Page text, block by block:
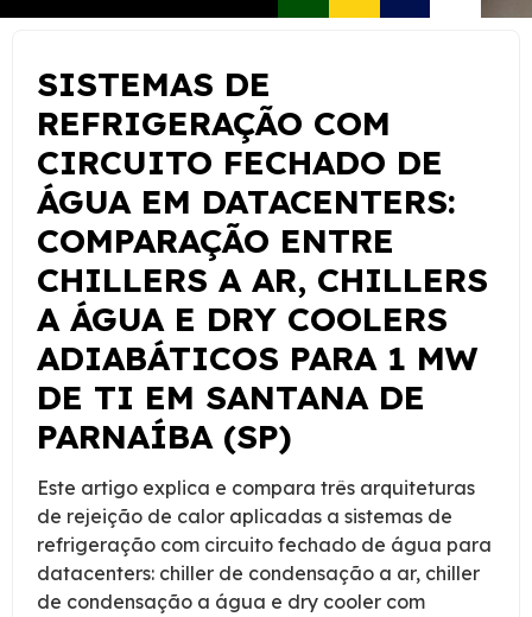
SISTEMAS DE
REFRIGERAÇÃO COM
CIRCUITO FECHADO DE
ÁGUA EM DATACENTERS:
COMPARAÇÃO ENTRE
CHILLERS A AR, CHILLERS
A ÁGUA E DRY COOLERS
ADIABÁTICOS PARA 1 MW
DE TI EM SANTANA DE
PARNAÍBA (SP)
Este artigo explica e compara três arquiteturas
de rejeição de calor aplicadas a sistemas de
refrigeração com circuito fechado de água para
datacenters: chiller de condensação a ar, chiller
de condensação a água e dry cooler com